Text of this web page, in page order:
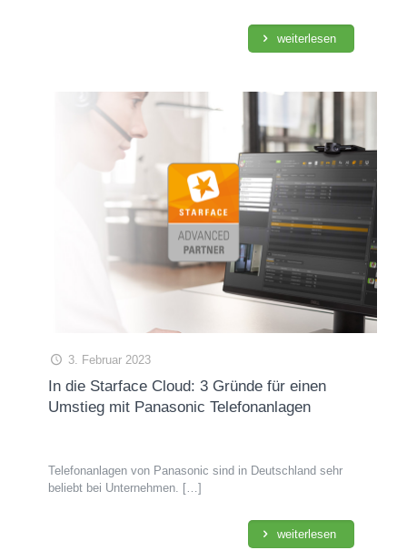
weiterlesen
3. Februar 2023
In die Starface Cloud: 3 Gründe für einen
Umstieg mit Panasonic Telefonanlagen
Telefonanlagen von Panasonic sind in Deutschland sehr
beliebt bei Unternehmen. […]
weiterlesen